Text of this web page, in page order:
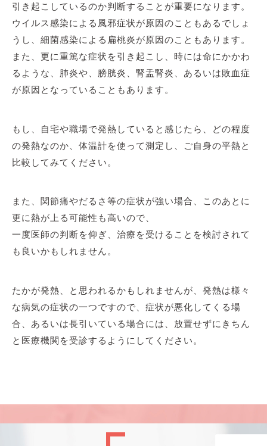
引き起こしているのか判断することが重要になります。
ウイルス感染による風邪症状が原因のこともあるでしょ
うし、細菌感染による扁桃炎が原因のこともあります。
また、更に重篤な症状を引き起こし、時には命にかかわ
るような、肺炎や、膀胱炎、腎盂腎炎、あるいは敗血症
が原因となっていることもあります。
もし、自宅や職場で発熱していると感じたら、どの程度
の発熱なのか、体温計を使って測定し、ご自身の平熱と
比較してみてください。
また、関節痛やだるさ等の症状が強い場合、このあとに
更に熱が上る可能性も高いので、
一度医師の判断を仰ぎ、治療を受けることを検討されて
も良いかもしれません。
たかが発熱、と思われるかもしれませんが、発熱は様々
な病気の症状の一つですので、症状が悪化してくる場
合、あるいは長引いている場合には、放置せずにきちん
と医療機関を受診するようにしてください。